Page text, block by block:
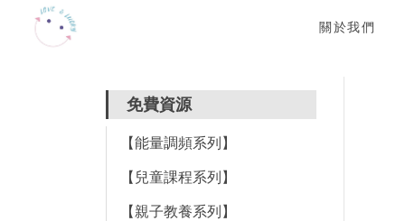
關於我們
免費資源
【能量調頻系列】
【兒童課程系列】
【親子教養系列】